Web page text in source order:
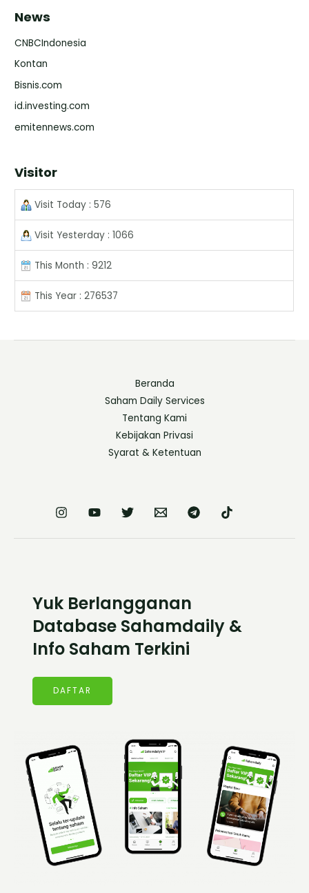
News
CNBCIndonesia
Kontan
Bisnis.com
id.investing.com
emitennews.com
Visitor
Visit Today : 576
Visit Yesterday : 1066
This Month : 9212
This Year : 276537
Beranda
Saham Daily Services
Tentang Kami
Kebijakan Privasi
Syarat & Ketentuan
Yuk Berlangganan
Database Sahamdaily &
Info Saham Terkini
DAFTAR